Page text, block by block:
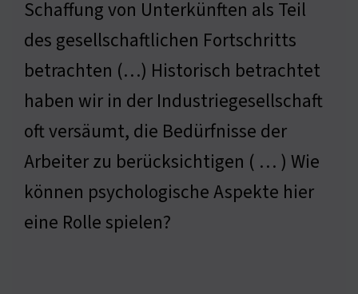
Schaffung von Unterkünften als Teil
des gesellschaftlichen Fortschritts
betrachten (…) Historisch betrachtet
haben wir in der Industriegesellschaft
oft versäumt, die Bedürfnisse der
Arbeiter zu berücksichtigen ( … ) Wie
können psychologische Aspekte hier
eine Rolle spielen?